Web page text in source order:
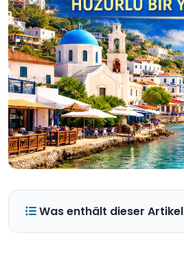
Was enthält dieser Artikel